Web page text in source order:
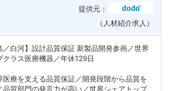
提供元：
（人材紹介求人）
／白河】設計品質保証 新製品開発参画／世界
クラス医療機器／年休129日
療を支える品質保証／開発段階から品質を
品質部門の発言力が高い／世界シェアトップ